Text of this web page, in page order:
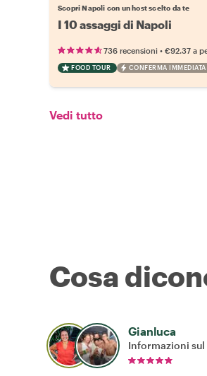
Scopri Napoli con un host scelto da te
I 10 assaggi di Napoli
736 recensioni • €92.37 a
FOOD TOUR CONFERMA IMMEDIATA
Vedi tutto
Cosa
Gianluca
Informazioni sul